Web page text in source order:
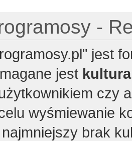
-
jest
jest
czy
wyśmiewanie
brak